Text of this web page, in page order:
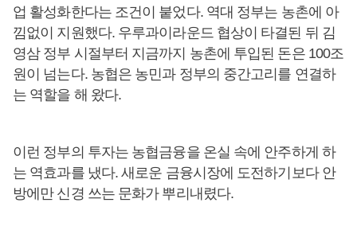
업 활성화한다는 조건이 붙었다. 역대 정부는 농촌에 아
낌없이 지원했다. 우루과이라운드 협상이 타결된 뒤 김
영삼 정부 시절부터 지금까지 농촌에 투입된 돈은 100조
원이 넘는다. 농협은 농민과 정부의 중간고리를 연결하
는 역할을 해 왔다.
이런 정부의 투자는 농협금융을 온실 속에 안주하게 하
는 역효과를 냈다. 새로운 금융시장에 도전하기보다 안
방에만 신경 쓰는 문화가 뿌리내렸다.